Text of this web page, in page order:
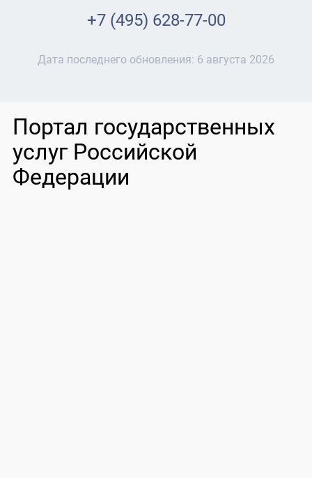
+7 (495) 628-77-00
Дата последнего обновления: 6 августа 2026
Портал государственных
услуг Российской
Федерации